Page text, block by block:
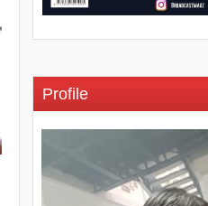
Profile